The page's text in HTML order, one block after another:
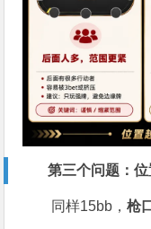
第三个问题：位
同样15bb，枪